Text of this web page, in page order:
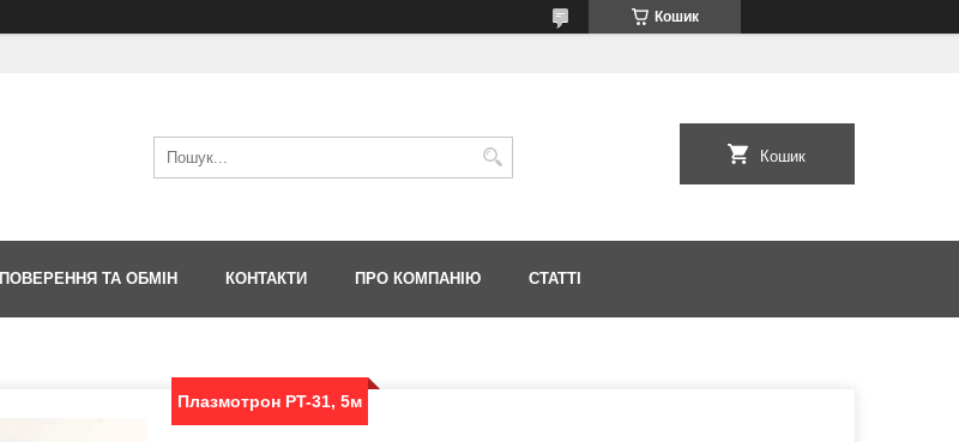
Кошик
Кошик
ПОВЕРЕННЯ ТА ОБМІН КОНТАКТИ ПРО КОМПАНІЮ СТАТТІ
Плазмотрон PT-31, 5м